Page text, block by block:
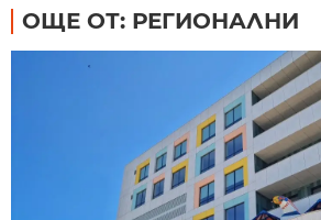
ОЩЕ ОТ: РЕГИОНАЛНИ